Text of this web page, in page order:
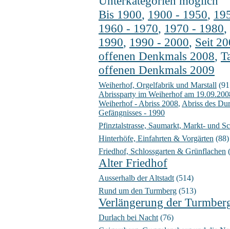
Bis 1900, 1900 - 1950,
1960 - 1970, 1970 - 1980,
1990, 1990 - 2000, Seit
offenen Denkmals 2008,
offenen Denkmals 2009
Weiherhof, Orgelfabrik und Marstall
Abrissparty im Weiherhof am
Weiherhof - Abriss 2008, Abriss des
Gefängnisses - 1990
Pfinztalstrasse, Saumarkt, Markt- und
Hinterhöfe, Einfahrten & Vorgärten (88)
Friedhof, Schlossgarten & Grünflachen
Alter Friedhof
Ausserhalb der Altstadt (514)
Rund um den Turmberg (513)
Verlängerung der
Durlach bei Nacht (76)